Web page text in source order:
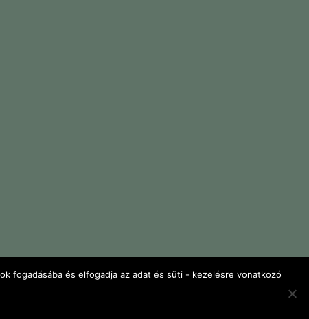
fogadásába és elfogadja az adat és süti - kezelésre vonatkozó